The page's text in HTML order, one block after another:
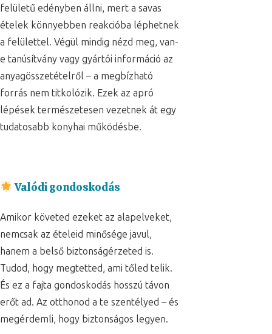
felületű edényben állni, mert a savas
ételek könnyebben reakcióba léphetnek
a felülettel. Végül mindig nézd meg, van-
e tanúsítvány vagy gyártói információ az
anyagösszetételről – a megbízható
forrás nem titkolózik. Ezek az apró
lépések természetesen vezetnek át egy
tudatosabb konyhai működésbe.
Valódi gondoskodás
Amikor követed ezeket az alapelveket,
nemcsak az ételeid minősége javul,
hanem a belső biztonságérzeted is.
Tudod, hogy megtetted, ami tőled telik.
És ez a fajta gondoskodás hosszú távon
erőt ad. Az otthonod a te szentélyed – és
megérdemli, hogy biztonságos legyen.